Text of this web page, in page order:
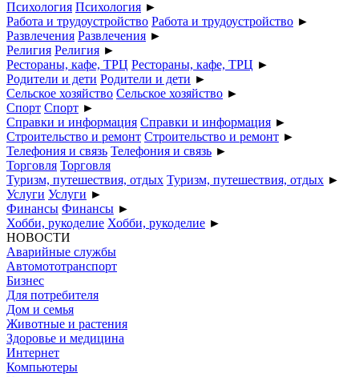
Психология Психология ►
Работа и трудоустройство Работа и трудоустройство ►
Развлечения Развлечения ►
Религия Религия ►
Рестораны, кафе, ТРЦ Рестораны, кафе, ТРЦ ►
Родители и дети Родители и дети ►
Сельское хозяйство Сельское хозяйство ►
Спорт Спорт ►
Справки и информация Справки и информация ►
Строительство и ремонт Строительство и ремонт ►
Телефония и связь Телефония и связь ►
Торговля Торговля
Туризм, путешествия, отдых Туризм, путешествия, отдых ►
Услуги Услуги ►
Финансы Финансы ►
Хобби, рукоделие Хобби, рукоделие ►
НОВОСТИ
Аварийные службы
Автомототранспорт
Бизнес
Для потребителя
Дом и семья
Животные и растения
Здоровье и медицина
Интернет
Компьютеры